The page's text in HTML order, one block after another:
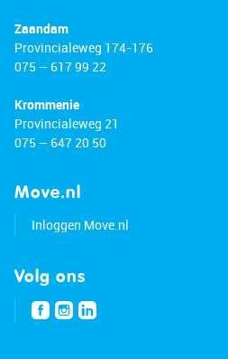
Zaandam
Provincialeweg 174-176
075 – 617 99 22
Krommenie
Provincialeweg 21
075 – 647 20 50
Move.nl
Inloggen Move.nl
Volg ons